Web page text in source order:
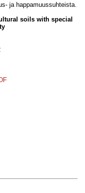
ja happamuussuhteista.
soils with special